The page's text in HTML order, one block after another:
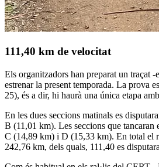
111,40 km de velocitat
Els organitzadors han preparat un traçat
estrenar la present temporada. La prova
25), és a dir, hi haurà una única etapa
En les dues seccions matinals es
B (11,01 km). Les seccions que tancaran
C (14,89 km) i D (15,33 km). En total el
242,76 km, dels quals, 111,40 es